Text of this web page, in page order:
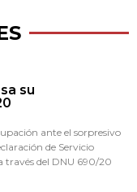
su
ante el sorpresivo
de Servicio
través del DNU 690/20